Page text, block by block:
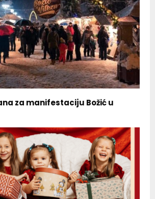
za manifestaciju Božić u